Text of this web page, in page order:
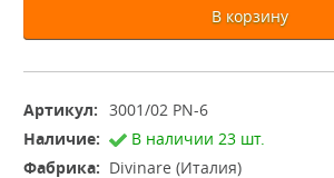
В корзину
Артикул: 3001/02 PN-6
Наличие:
В наличии 23 шт.
Фабрика: Divinare (Италия)